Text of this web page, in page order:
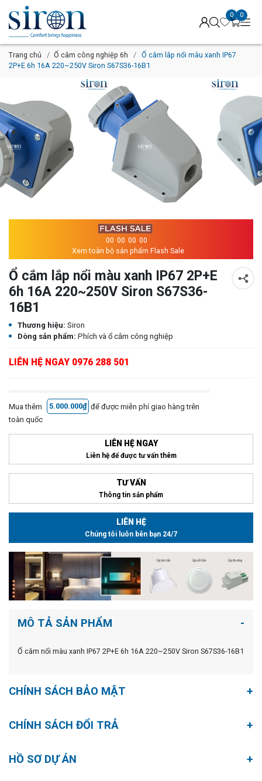
0 0
Trang chủ Ổ cắm công nghiệp 6h
Ổ cắm lắp nổi màu xanh IP67
2P+E 6h 16A 220~250V Siron S67S36-16B1
00 00 00 00
Xem toàn bộ sản phẩm Flash Sale
Ổ cắm lắp nổi màu xanh IP67 2P+E
6h 16A 220~250V Siron S67S36-
16B1
Thương hiệu: Siron
Dòng sản phẩm: Phích và ổ cắm công nghiệp
LIÊN HỆ NGAY 0976 288 501
Mua thêm 5.000.000₫ để được miễn phí giao hàng trên
toàn quốc
LIÊN HỆ NGAY
Liên hệ để được tư vấn thêm
TƯ VẤN
Thông tin sản phẩm
LIÊN HỆ
Chúng tôi luôn bên bạn 24/7
MÔ TẢ SẢN PHẨM
Ổ cắm nổi màu xanh IP67 2P+E 6h 16A 220~250V Siron S67S36-16B1
CHÍNH SÁCH BẢO MẬT
CHÍNH SÁCH ĐỔI TRẢ
HỒ SƠ DỰ ÁN